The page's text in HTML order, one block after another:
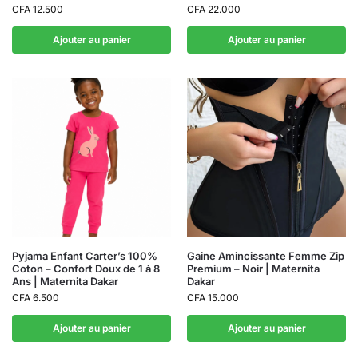
CFA 12.500
Ajouter au panier
CFA 22.000
Ajouter au panier
Pyjama Enfant Carter’s 100%
Coton – Confort Doux de 1 à 8
Ans | Maternita Dakar
CFA 6.500
Ajouter au panier
Gaine Amincissante Femme Zip
Premium – Noir | Maternita
Dakar
CFA 15.000
Ajouter au panier